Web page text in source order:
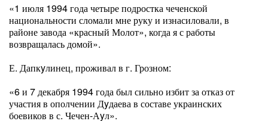
«1 июля 1994 года четыре подростка чеченской
национальности сломали мне руку и изнасиловали, в
районе завода «красный Молот», когда я с работы
возвращалась домой».
Е. Дапкyлинец, проживал в г. Грозном:
«6 и 7 декабря 1994 года был сильно избит за отказ от
участия в ополчении Дyдаева в составе украинских
боевиков в с. Чечен-Аyл».